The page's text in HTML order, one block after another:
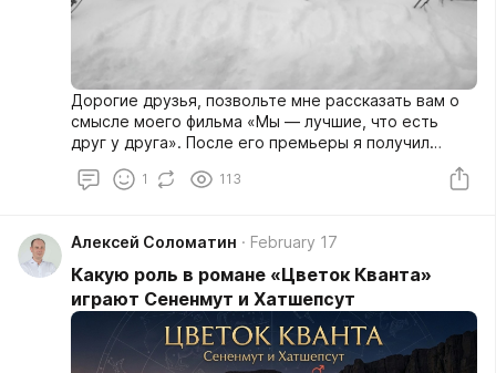
Дорогие друзья, позвольте мне рассказать вам о
смысле моего фильма «Мы — лучшие, что есть
друг у друга». После его премьеры я получил
множество вопросов как в комментариях на
различных платформах, так и в личных сообщениях.
1 113
Алексей Соломатин February 17
Какую роль в романе «Цветок Кванта»
играют Сененмут и Хатшепсут